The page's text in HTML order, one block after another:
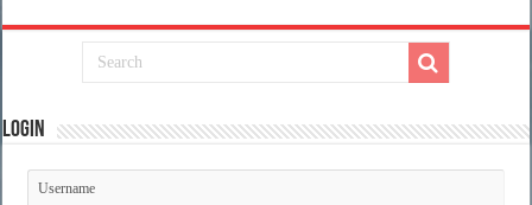
Diamond
:
สี
Login